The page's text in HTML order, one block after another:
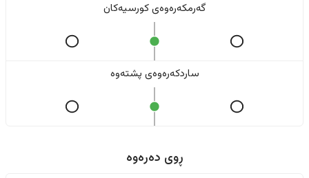
گەرمکەرەوەی کورسیەکان
ساردکەرەوەی پشتەوە
ڕوی دەرەوە